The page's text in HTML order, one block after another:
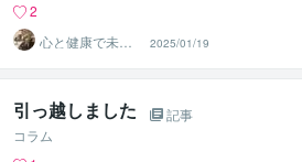
2
心と健康で未来
を輝かせるキャ
リアデザイン
2025/01/19
引っ越しました
記事
コラム